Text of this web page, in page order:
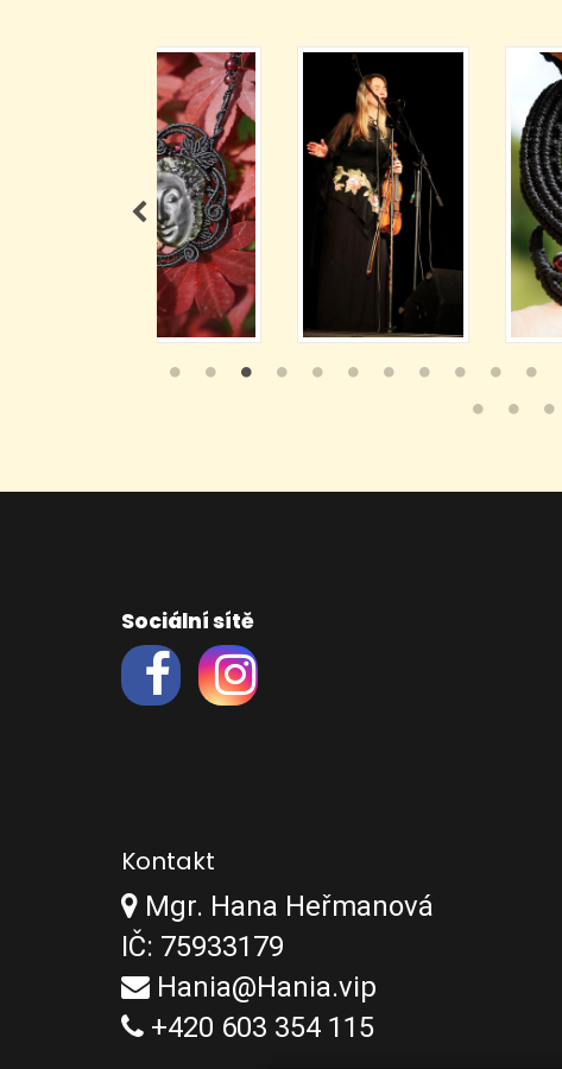
Sociální sítě
Kontakt
Mgr. Hana Heřmanová
IČ: 75933179
Hania@Hania.vip
+420 603 354 115